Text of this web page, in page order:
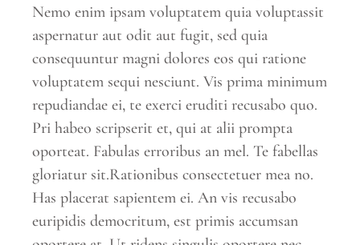
Nemo enim ipsam voluptatem quia voluptassit
aspernatur aut odit aut fugit, sed quia
consequuntur magni dolores eos qui ratione
voluptatem sequi nesciunt. Vis prima minimum
repudiandae ei, te exerci eruditi recusabo quo.
Pri habeo scripserit et, qui at alii prompta
oporteat. Fabulas erroribus an mel. Te fabellas
gloriatur sit.Rationibus consectetuer mea no.
Has placerat sapientem ei. An vis recusabo
euripidis democritum, est primis accumsan